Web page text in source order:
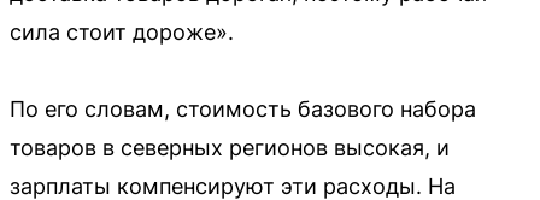
сила стоит дороже».
По его словам, стоимость базового набора
товаров в северных регионов высокая, и
зарплаты компенсируют эти расходы. На